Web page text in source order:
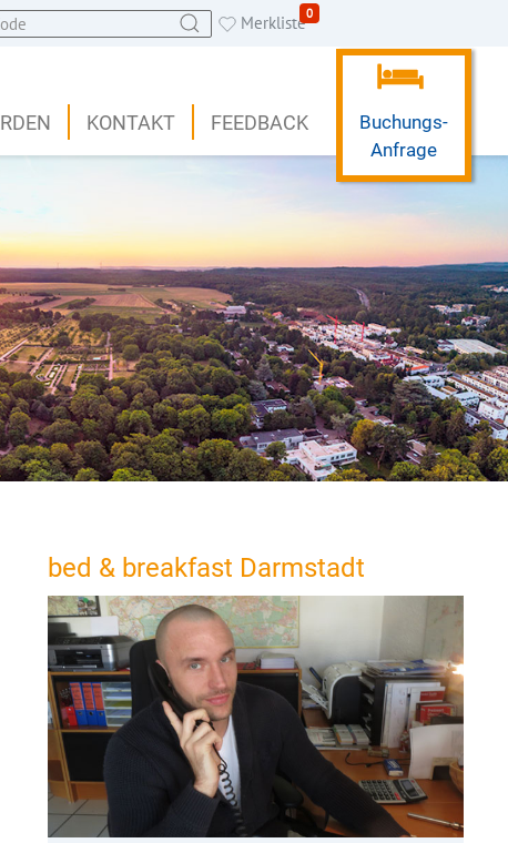
Merkliste0
KONTAKT FEEDBACK
Buchungs-
Anfrage
bed & breakfast Darmstadt